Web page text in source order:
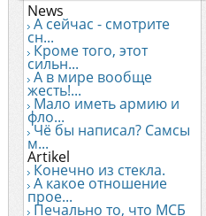
News
А сейчас - смотрите
сн...
Кроме того, этот
сильн...
А в мире вообще
жесть!...
Мало иметь армию и
фло...
Чё бы написал? Самсы
м...
Artikel
Конечно из стекла.
А какое отношение
прое...
Печально то, что МСБ